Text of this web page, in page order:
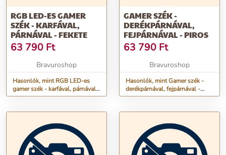
RGB LED-ES GAMER
SZÉK - KARFÁVAL,
PÁRNÁVAL - FEKETE
63 790 Ft
Bravuroshop
Hasonlók, mint RGB LED-es
gamer szék - karfával, párnával -
fekete
GAMER SZÉK -
DERÉKPÁRNÁVAL,
FEJPÁRNÁVAL - PIROS
63 790 Ft
Bravuroshop
Hasonlók, mint Gamer szék -
derékpárnával, fejpárnával -
piros